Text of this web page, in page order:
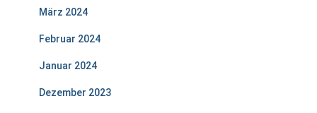
März 2024
Februar 2024
Januar 2024
Dezember 2023